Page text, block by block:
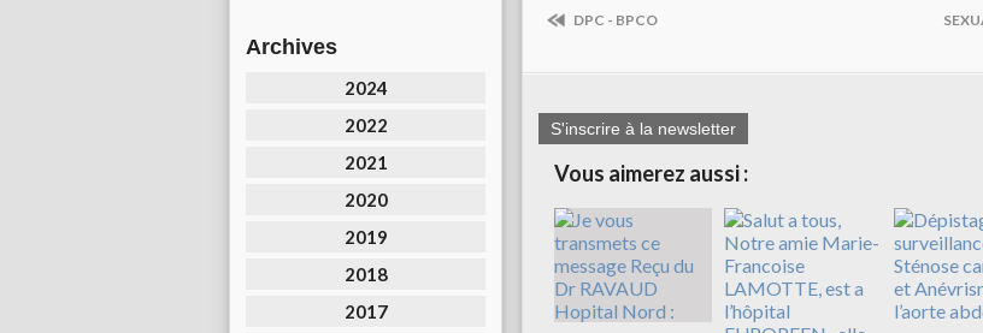
Archives
2024
2022
2021
2020
2019
2018
2017
DPC - BPCO
S'inscrire à la newsletter
Vous aimerez aussi :